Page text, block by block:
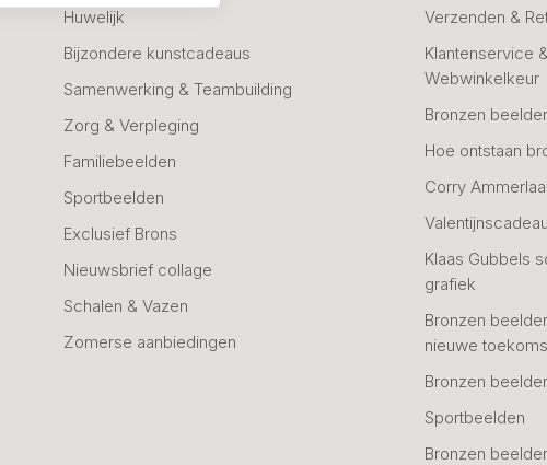
Huwelijk
Bijzondere kunstcadeaus
Samenwerking & Teambuilding
Zorg & Verpleging
Familiebeelden
Sportbeelden
Exclusief Brons
Nieuwsbrief collage
Schalen & Vazen
Zomerse aanbiedingen
Verzenden &
Klantenservice
Webwinkelkeur
Bronzen
Hoe ontstaan
Corry
Klaas Gubbels
grafiek
Bronzen
nieuwe
Bronzen
Sportbeelden
Bronzen